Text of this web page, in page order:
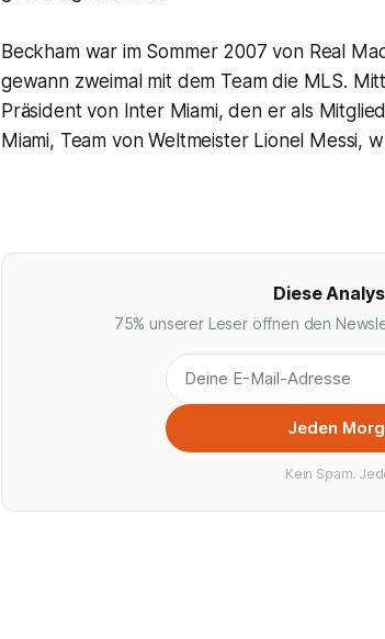
Beckham war im Sommer 2007 von Real
gewann zweimal mit dem Team die MLS.
Präsident von Inter Miami, den er als
Miami, Team von Weltmeister Lionel Messi,
Diese
75% unserer Leser öffnen den
Jeden
Kein Spam.